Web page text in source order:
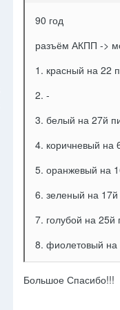
90 год
разъём АКПП ->
1. красный на 22
2. -
3. белый на 27й
4. коричневый на
5. оранжевый на
6. зеленый на
7. голубой на 25й
8. фиолетовый на
Большое Спасибо!!!